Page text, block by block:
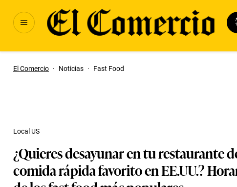
El Comercio · Noticias · Fast Food
¿Quieres desayunar en tu restaurante
comida rápida favorito en EE.UU.?
Local US